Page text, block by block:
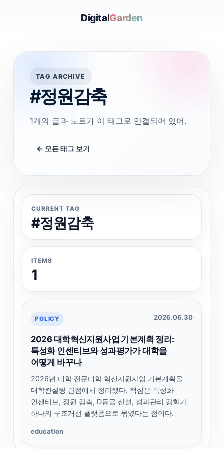
DigitalGarden
TAG ARCHIVE
#정원감축
1개의 글과 노트가 이 태그로 연결되어 있어.
← 모든 태그 보기
CURRENT TAG
#정원감축
ITEMS
1
POLICY 2026.06.30
2026 대학혁신지원사업 기본계획 정리:
특성화 인센티브와 성과평가가 대학을
어떻게 바꾸나
2026년 대학·전문대학 혁신지원사업 기본계획을
대학컨설팅 관점에서 정리했다. 핵심은 특성화
인센티브, 정원 감축, D등급 신설, 성과관리 강화가
하나의 구조개선 플랫폼으로 묶였다는 점이다.
education